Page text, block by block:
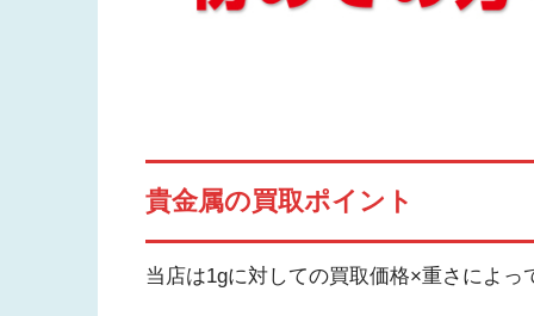
貴金属の買取ポイント
当店は1gに対しての買取価格×重さによ